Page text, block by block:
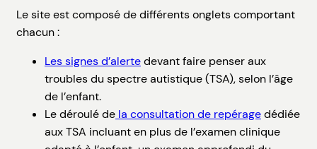
Le site est composé de différents onglets comportant
chacun :
Les signes d’alertedevant faire penser aux
troubles du spectre autistique (TSA), selon l’âge
de l’enfant.
Le déroulé de la consultation de repéragedédiée
aux TSA incluant en plus de l’examen clinique